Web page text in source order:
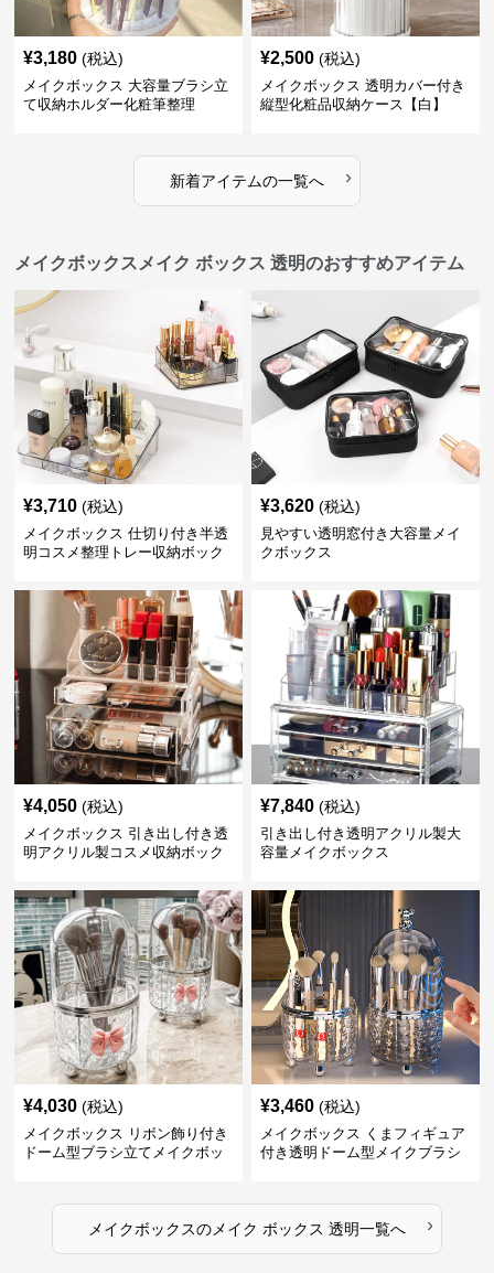
¥3,180 (税込)
メイクボックス 大容量ブラシ立
て収納ホルダー化粧筆整理
¥2,500 (税込)
メイクボックス 透明カバー付き
縦型化粧品収納ケース【白】
新着アイテムの一覧へ ›
メイクボックスメイク ボックス 透明のおすすめアイテム
¥3,710 (税込)
メイクボックス 仕切り付き半透
明コスメ整理トレー収納ボック
¥3,620 (税込)
見やすい透明窓付き大容量メイ
クボックス
¥4,050 (税込)
メイクボックス 引き出し付き透
明アクリル製コスメ収納ボック
¥7,840 (税込)
引き出し付き透明アクリル製大
容量メイクボックス
¥4,030 (税込)
メイクボックス リボン飾り付き
ドーム型ブラシ立てメイクボッ
¥3,460 (税込)
メイクボックス くまフィギュア
付き透明ドーム型メイクブラシ
メイクボックスのメイク ボックス 透明一覧へ ›